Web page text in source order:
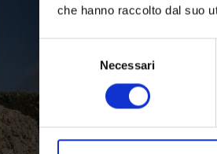
che hanno raccolto dal suo
Necessari